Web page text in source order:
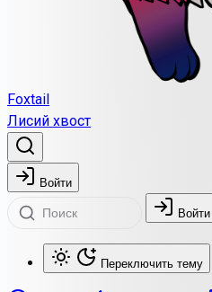
Foxtail
Лисий хвост
Войти
Войти
Переключить тему